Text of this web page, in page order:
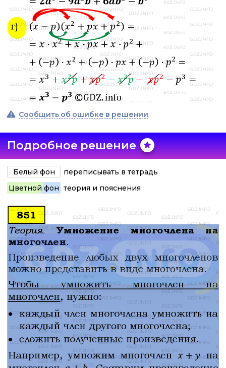
Сообщить об ошибке в решении
Подробное решение
Белый фон
переписывать в тетрадь
Цветной фон теория и пояснения